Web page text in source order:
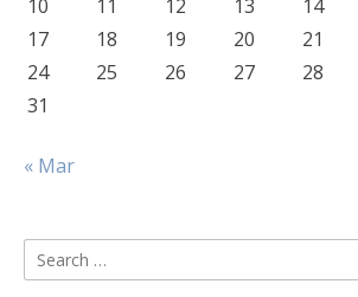
10 11 12 13 14
17
18 19 20 21
24
25 26 27 28
31
« Mar
Search
for: